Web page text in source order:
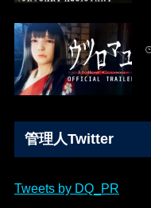
管理人Twitter
Tweets by DQ_PR